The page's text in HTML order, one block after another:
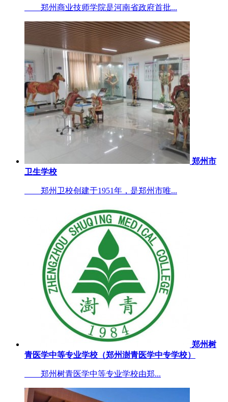
郑州商业技师学院是河南省政府首批...
郑州市
卫生学校
郑州卫校创建于1951年，是郑州市唯...
郑州树
青医学中等专业学校（郑州澍青医学中专学校）
郑州树青医学中等专业学校由郑...